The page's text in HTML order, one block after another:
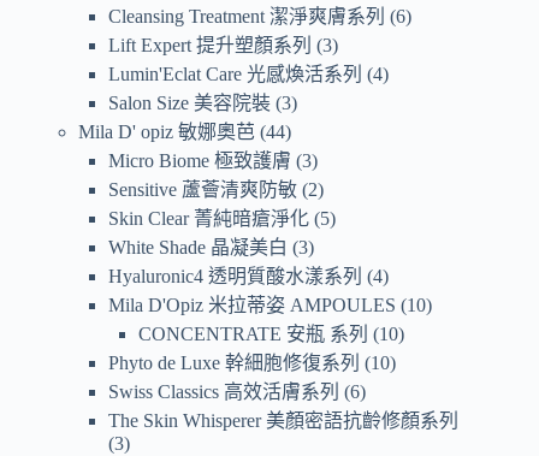
Cleansing Treatment 潔淨爽膚系列
6
Lift Expert 提升塑顏系列
3
Lumin'Eclat Care 光感煥活系列
4
Salon Size 美容院裝 3
Mila D' opiz 敏娜奧芭 44
Micro Biome 極致護膚 3
Sensitive 蘆薈清爽防敏 2
Skin Clear 菁純暗瘡淨化 5
White Shade 晶凝美白
3
Hyaluronic4 透明質酸水漾系列
4
Mila D'Opiz 米拉蒂姿 AMPOULES
10
CONCENTRATE 安瓶 系列
10
Phyto de Luxe 幹細胞修復系列
10
Swiss Classics 高效活膚系列
6
The Skin Whisperer 美顏密語抗齡修顏系列
3